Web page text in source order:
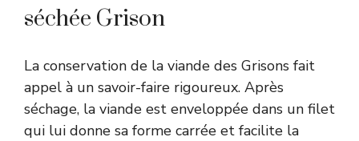
séchée Grison
La conservation de la viande des Grisons fait
appel à un savoir-faire rigoureux. Après
séchage, la viande est enveloppée dans un filet
qui lui donne sa forme carrée et facilite la